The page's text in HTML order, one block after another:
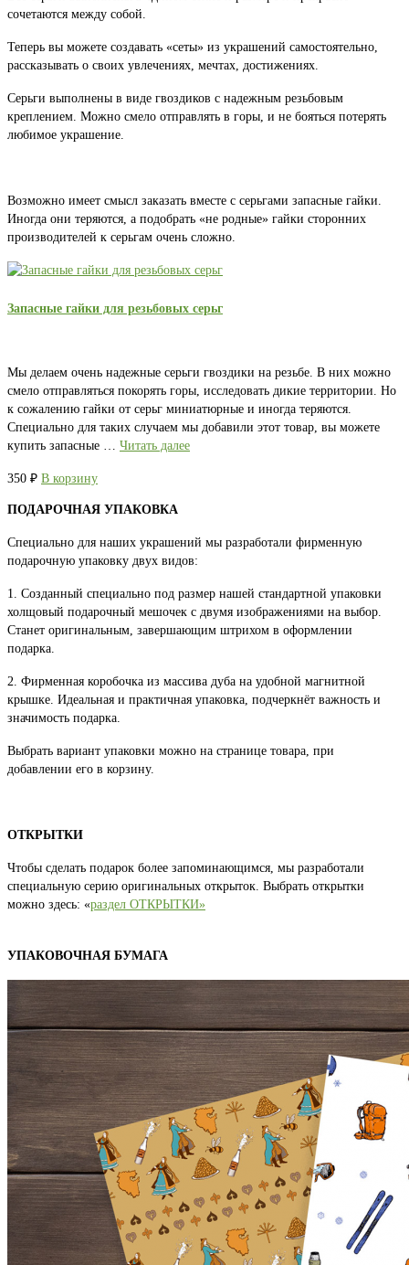
сочетаются между собой.
Теперь вы можете создавать «сеты» из украшений самостоятельно,
рассказывать о своих увлечениях, мечтах, достижениях.
Серьги выполнены в виде гвоздиков с надежным резьбовым
креплением. Можно смело отправлять в горы, и не бояться потерять
любимое украшение.
Возможно имеет смысл заказать вместе с серьгами запасные гайки.
Иногда они теряются, а подобрать «не родные» гайки сторонних
производителей к серьгам очень сложно.
Запасные гайки для резьбовых серьг
Мы делаем очень надежные серьги гвоздики на резьбе. В них можно
смело отправляться покорять горы, исследовать дикие территории. Но
к сожалению гайки от серьг миниатюрные и иногда теряются.
Специально для таких случаем мы добавили этот товар, вы можете
купить запасные … Читать далее
350 ₽ В корзину
ПОДАРОЧНАЯ УПАКОВКА
Специально для наших украшений мы разработали фирменную
подарочную упаковку двух видов:
1. Созданный специально под размер нашей стандартной упаковки
холщовый подарочный мешочек с двумя изображениями на выбор.
Станет оригинальным, завершающим штрихом в оформлении
подарка.
2. Фирменная коробочка из массива дуба на удобной магнитной
крышке. Идеальная и практичная упаковка, подчеркнёт важность и
значимость подарка.
Выбрать вариант упаковки можно на странице товара, при
добавлении его в корзину.
ОТКРЫТКИ
Чтобы сделать подарок более запоминающимся, мы разработали
специальную серию оригинальных открыток. Выбрать открытки
можно здесь: «раздел ОТКРЫТКИ»
УПАКОВОЧНАЯ БУМАГА